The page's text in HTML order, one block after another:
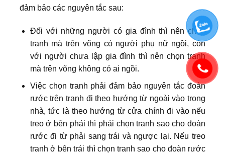
đảm bảo các nguyên tắc sau:
Đối với những người có gia đình thì nên chọn
tranh mà trên võng có người phụ nữ ngồi, còn
với người chưa lập gia đình thì nên chọn tranh
mà trên võng không có ai ngồi.
Việc chọn tranh phải đảm bảo nguyên tắc đoàn
rước trên tranh đi theo hướng từ ngoài vào trong
nhà, tức là theo hướng từ cửa chính đi vào nếu
treo ở bên phải thì phải chọn tranh sao cho đoàn
rước đi từ phải sang trái và ngược lại. Nếu treo
tranh ở bên trái thì chọn tranh sao cho đoàn rước